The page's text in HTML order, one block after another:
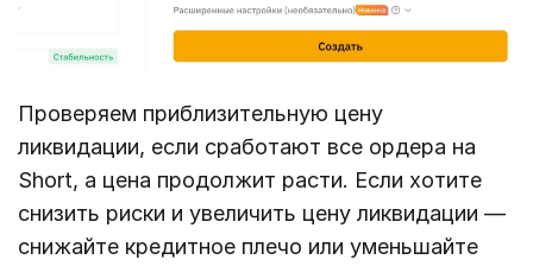
Проверяем приблизительную цену
ликвидации, если сработают все ордера на
Short, а цена продолжит расти. Если хотите
снизить риски и увеличить цену ликвидации —
снижайте кредитное плечо или уменьшайте